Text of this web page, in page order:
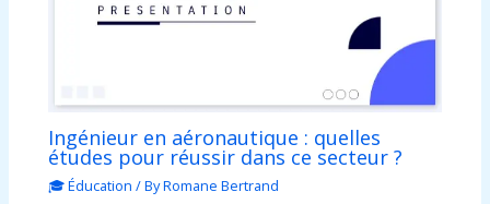
Ingénieur en aéronautique : quelles
études pour réussir dans ce secteur ?
🎓 Éducation / ByRomane Bertrand